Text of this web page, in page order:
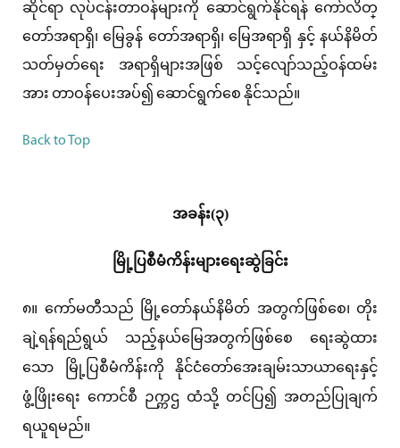
ဆိုင်ရာ လုပ်ငန်းတာဝန်များကို ဆောင်ရွက်နိုင်ရန် ကော်လိတ္
တော်အရာရှိ၊ မြေခွန် တော်အရာရှိ၊ မြေအရာရှိ နှင့် နယ်နိမိတ်
သတ်မှတ်ရေး အရာရှိများအဖြစ် သင့်လျော်သည့်ဝန်ထမ်း
အား တာဝန်ပေးအပ်၍ ဆောင်ရွက်စေ နိုင်သည်။
Back to Top
အခန်း(၃)
မြို့ပြစီမံကိန်းများရေးဆွဲခြင်း
၈။ ကော်မတီသည် မြို့တော်နယ်နိမိတ် အတွက်ဖြစ်စေ၊ တိုး
ချဲ့ရန်ရည်ရွယ် သည့်နယ်မြေအတွက်ဖြစ်စေ ရေးဆွဲထား
သော မြို့ပြစီမံကိန်းကို နိုင်ငံတော်အေးချမ်းသာယာရေးနှင့်
ဖွံ့ဖြိုးရေး ကောင်စီ ဉက္ကဌ ထံသို့ တင်ပြ၍ အတည်ပြုချက်
ရယူရမည်။